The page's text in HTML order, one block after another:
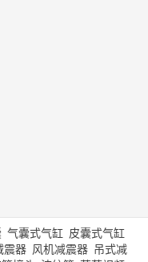
气囊式气缸 皮囊式气缸
震器 风机减震器 吊式减